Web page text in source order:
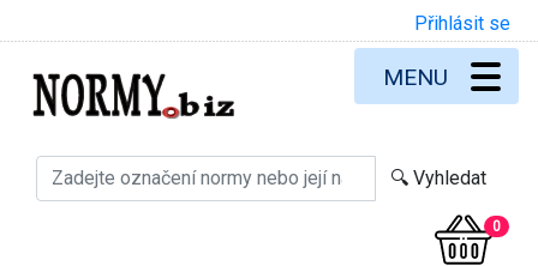
Přihlásit se
0
MENU